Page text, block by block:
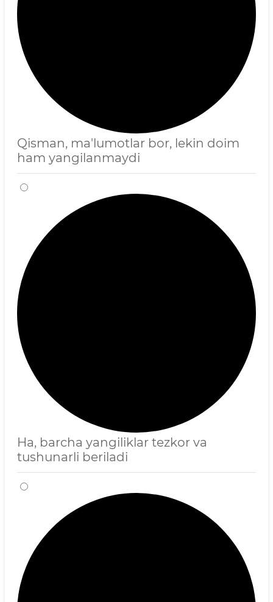
Qisman, ma'lumotlar bor, lekin doim
ham yangilanmaydi
Ha, barcha yangiliklar tezkor va
tushunarli beriladi